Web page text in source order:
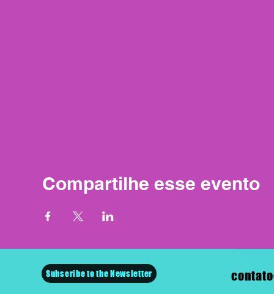
Compartilhe esse evento
Subscribe to the Newsletter